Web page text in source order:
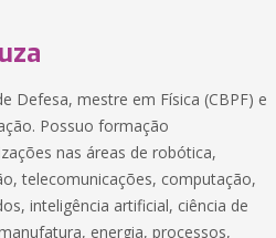
Defesa, mestre em Física (CBPF) e
Possuo formação
nas áreas de robótica,
telecomunicações, computação,
inteligência artificial, ciência de
energia, processos,